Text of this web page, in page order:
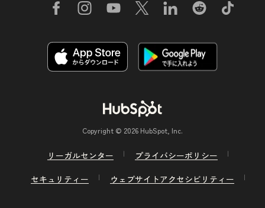
Copyright © 2026 HubSpot, Inc.
リーガルセンター
プライバシーポリシー
セキュリティー
ウェブサイトアクセシビリティー